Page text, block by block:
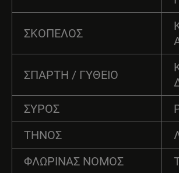
ΣΚΟΠΕΛΟΣ
ΣΠΑΡΤΗ / ΓΥΘΕΙΟ
ΣΥΡΟΣ
ΤΗΝΟΣ
ΦΛΩΡΙΝΑΣ ΝΟΜΟΣ